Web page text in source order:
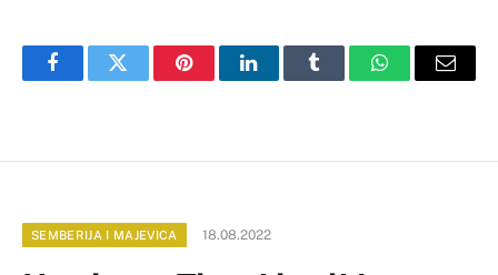
FacebookTwitter PinterestLinkedInTumblr WhatsAppEmail
SEMBERIJA I MAJEVICA 18.08.2022